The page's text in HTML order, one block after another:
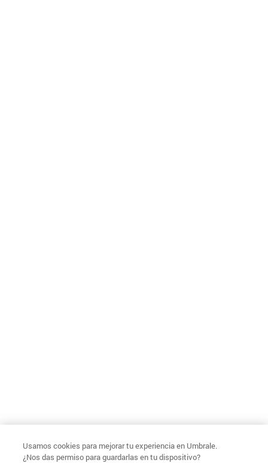
Usamos cookies para mejorar tu experiencia en Umbrale.
¿Nos das permiso para guardarlas en tu dispositivo?